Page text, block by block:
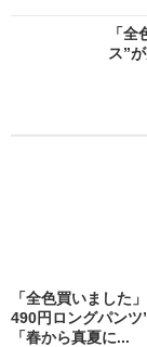
「
ス”
「全色買いまし
490円ロングパン
「春から真夏に...